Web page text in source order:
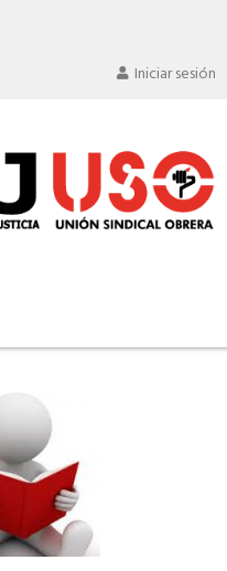
Iniciar sesión